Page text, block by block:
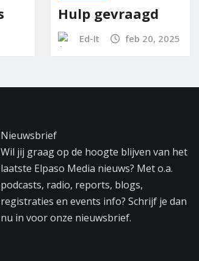
Hulp gevraagd
feb 20, 2025
Nieuwsbrief
Wil jij graag op de hoogte blijven van het
laatste Elpaso Media nieuws? Met o.a.
podcasts, radio, reports, blogs,
registraties en events info? Schrijf je dan
nu in voor onze nieuwsbrief.